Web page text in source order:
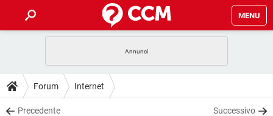
MENU
INTRATTENIMENTO
iOS
GUIDE
COVID-19
DOWNLOAD
Forum Internet
Precedente Successivo